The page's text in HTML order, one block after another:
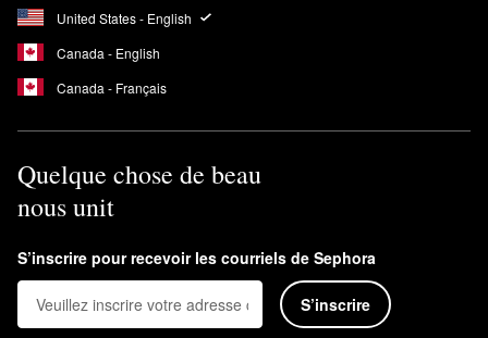
United States - English
Canada - English
Canada - Français
Quelque chose de beau
nous unit
S’inscrire pour recevoir les courriels de Sephora
S’inscrire